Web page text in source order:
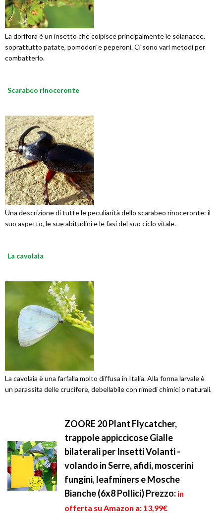
La dorifora è un insetto che colpisce principalmente le solanacee,
soprattutto patate, pomodori e peperoni. Ci sono vari metodi per
combatterlo.
Scarabeo rinoceronte
Una descrizione di tutte le peculiarità dello scarabeo rinoceronte: il
suo aspetto, le sue abitudini e le fasi del suo ciclo vitale.
La cavolaia
La cavolaia è una farfalla molto diffusa in Italia. Alla forma larvale è
un parassita delle crucifere, debellabile con rimedi chimici o naturali.
ZOORE 20 Plant Flycatcher,
trappole appiccicose Gialle
bilaterali per Insetti Volanti -
volando in Serre, afidi, moscerini
fungini, leafminers e Mosche
Bianche (6x8 Pollici)Prezzo: in
offerta su Amazon a: 13,99€